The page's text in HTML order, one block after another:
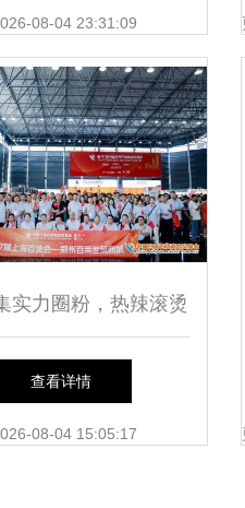
馨日常
08-04 23:31:09
实力圈粉，热辣滚烫
场——第117届中国日
品交易会完美收官
查看详情
08-04 15:05:17